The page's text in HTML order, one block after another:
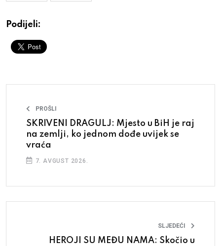
Podijeli:
PROŠLI
SKRIVENI DRAGULJ: Mjesto u BiH je raj
na zemlji, ko jednom dođe uvijek se
vraća
7. AVGUST 2026.
SLJEDEĆI
HEROJI SU MEĐU NAMA: Skočio u